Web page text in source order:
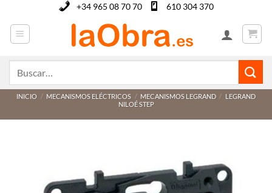
contenido
+34 965 08 70 70 610 304 370
INICIO / MECANISMOS ELÉCTRICOS / MECANISMOS LEGRAND / LEGRAND
NILOÉ STEP